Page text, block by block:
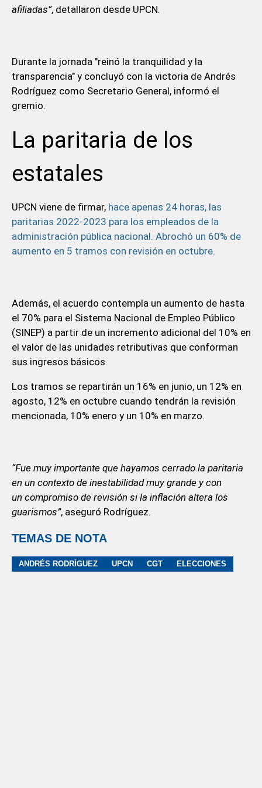
afiliadas”, detallaron desde UPCN.
Durante la jornada "reinó la tranquilidad y la
transparencia" y concluyó con la victoria de Andrés
Rodríguez como Secretario General, informó el
gremio.
La paritaria de los
estatales
UPCN viene de firmar, hace apenas 24 horas, las
paritarias 2022-2023 para los empleados de la
administración pública nacional. Abrochó un 60% de
aumento en 5 tramos con revisión en octubre.
Además, el acuerdo contempla un aumento de hasta
el 70% para el Sistema Nacional de Empleo Público
(SINEP) a partir de un incremento adicional del 10% en
el valor de las unidades retributivas que conforman
sus ingresos básicos.
Los tramos se repartirán un 16% en junio, un 12% en
agosto, 12% en octubre cuando tendrán la revisión
mencionada, 10% enero y un 10% en marzo.
“Fue muy importante que hayamos cerrado la paritaria
en un contexto de inestabilidad muy grande y con
un compromiso de revisión si la inflación altera los
guarismos”, aseguró Rodríguez.
TEMAS DE NOTA
ANDRÉS RODRÍGUEZ UPCN CGT ELECCIONES